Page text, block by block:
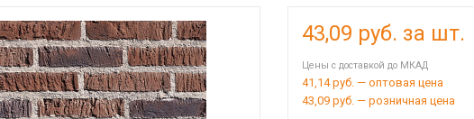
43,09 руб. за шт.
Цены с доставкой до МКАД
41,14 руб. — оптовая цена
43,09 руб. — розничная цена